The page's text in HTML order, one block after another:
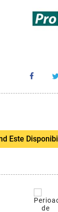
Este Disponibil